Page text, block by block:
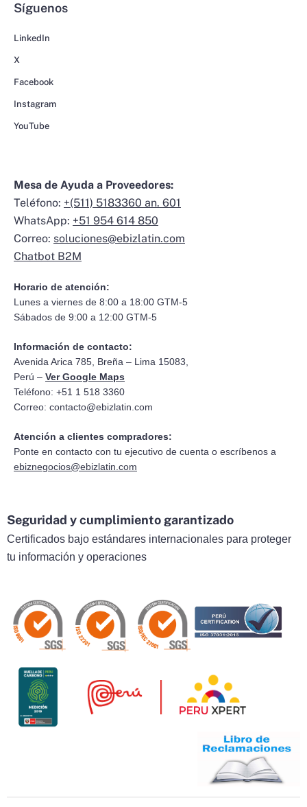
Síguenos
LinkedIn
X
Facebook
Instagram
YouTube
Mesa de Ayuda a Proveedores:
Teléfono: +(511) 5183360 an. 601
WhatsApp: +51 954 614 850
Correo: soluciones@ebizlatin.com
Chatbot B2M
Horario de atención:
Lunes a viernes de 8:00 a 18:00 GTM-5
Sábados de 9:00 a 12:00 GTM-5
Información de contacto:
Avenida Arica 785, Breña – Lima 15083,
Perú – Ver Google Maps
Teléfono: +51 1 518 3360
Correo: contacto@ebizlatin.com
Atención a clientes compradores:
Ponte en contacto con tu ejecutivo de cuenta o escríbenos a
ebiznegocios@ebizlatin.com
Seguridad y cumplimiento garantizado
Certificados bajo estándares internacionales para proteger
tu información y operaciones